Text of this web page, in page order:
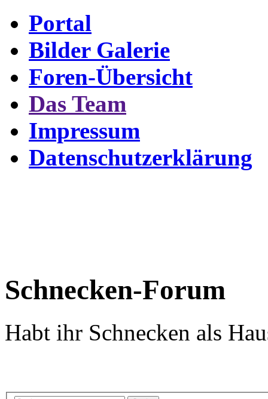
Portal
Bilder Galerie
Foren-Übersicht
Das Team
Impressum
Datenschutzerklärung
Schnecken-Forum
Habt ihr Schnecken als